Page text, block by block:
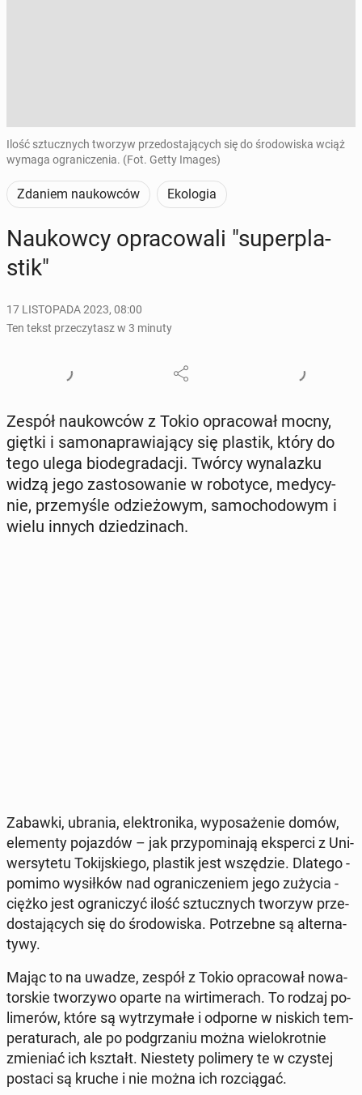
Ilość sztucznych tworzyw przedostających się do środowiska wciąż
wymaga ograniczenia. (Fot. Getty Images)
Zdaniem naukowców Ekologia
Na­ukow­cy opra­co­wa­li "su­per­pla­
stik"
17 LISTOPADA 2023, 08:00
Ten tekst przeczytasz w 3 minuty
Zespół na­ukow­ców z Tokio opra­co­wał mocny,
giętki i sa­mo­na­pra­wia­ją­cy się plastik, który do
tego ulega bio­de­gra­da­cji. Twórcy wy­na­laz­ku
widzą jego za­sto­so­wa­nie w ro­bo­ty­ce, me­dy­cy­
nie, prze­my­śle odzie­żo­wym, sa­mo­cho­do­wym i
wielu innych dzie­dzi­nach.
Zabawki, ubrania, elek­tro­ni­ka, wy­po­sa­że­nie domów,
ele­men­ty po­jaz­dów – jak przy­po­mi­na­ją eks­per­ci z Uni­
wer­sy­te­tu To­kij­skie­go, plastik jest wszę­dzie. Dlatego -
pomimo wy­sił­ków nad ogra­ni­cze­niem jego zużycia -
ciężko jest ogra­ni­czyć ilość sztucz­nych tworzyw prze­
do­sta­ją­cych się do śro­do­wi­ska. Po­trzeb­ne są al­ter­na­
ty­wy.
Mając to na uwadze, zespół z Tokio opra­co­wał no­wa­
tor­skie two­rzy­wo oparte na wir­ti­me­rach. To rodzaj po­
li­me­rów, które są wy­trzy­ma­łe i odporne w niskich tem­
pe­ra­tu­rach, ale po pod­grza­niu można wie­lo­krot­nie
zmie­niać ich kształt. Nie­ste­ty po­li­me­ry te w czystej
postaci są kruche i nie można ich roz­cią­gać.